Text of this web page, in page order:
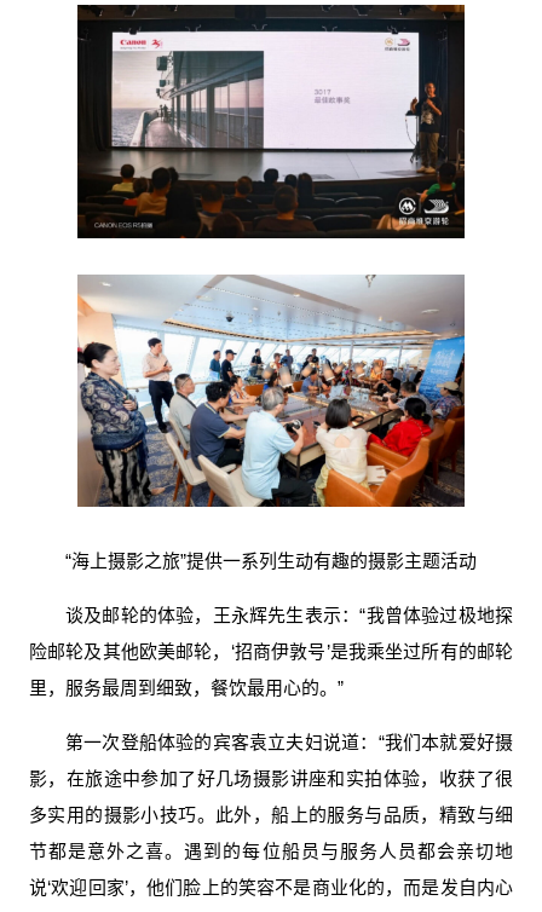
“海上摄影之旅”提供一系列生动有趣的摄影主题活动
谈及邮轮的体验，王永辉先生表示：“我曾体验过极地探
险邮轮及其他欧美邮轮，‘招商伊敦号’是我乘坐过所有的邮轮
里，服务最周到细致，餐饮最用心的。”
第一次登船体验的宾客袁立夫妇说道：“我们本就爱好摄
影，在旅途中参加了好几场摄影讲座和实拍体验，收获了很
多实用的摄影小技巧。此外，船上的服务与品质，精致与细
节都是意外之喜。遇到的每位船员与服务人员都会亲切地
说‘欢迎回家’，他们脸上的笑容不是商业化的，而是发自内心